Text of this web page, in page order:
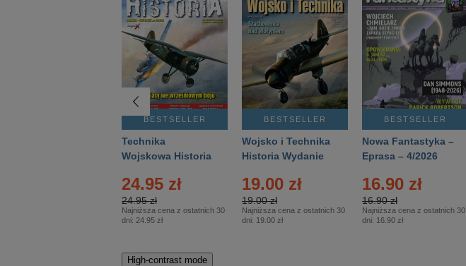
BESTSELLER
Technika
Wojskowa Historia
24.95 zł
24.95 zł
Najniższa cena z ostatnich 30
dni: 24.95 zł
BESTSELLER
Wojsko i Technika
Historia Wydanie
– 2/2026
19.00 zł
19.00 zł
Najniższa cena z ostatnich 30
dni: 19.00 zł
BESTSELLER
Nowa Fantastyka –
Eprasa – 4/2026
16.90 zł
16.90 zł
Najniższa cena z ostatnich 30
dni: 16.90 zł
High-contrast mode